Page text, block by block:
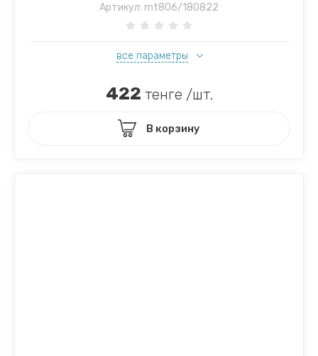
Артикул: mt806/180822
все параметры
422 тенге /шт.
В корзину